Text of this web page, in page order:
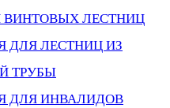
ВИНТОВЫХ ЛЕСТНИЦ
ДЛЯ ЛЕСТНИЦ ИЗ
ТРУБЫ
ДЛЯ ИНВАЛИДОВ